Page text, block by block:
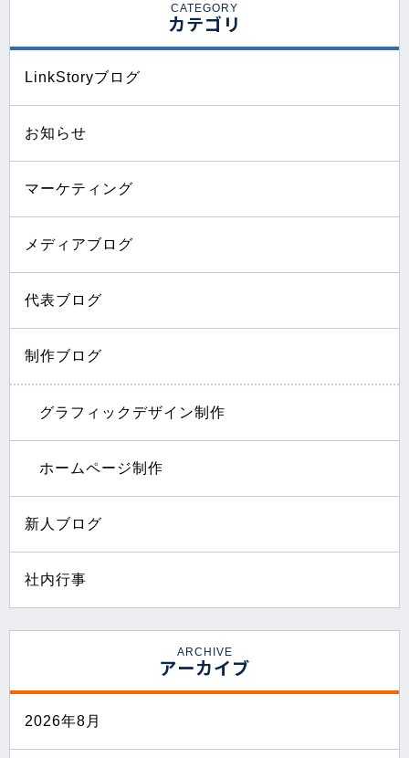
CATEGORY
カテゴリ
LinkStoryブログ
お知らせ
マーケティング
メディアブログ
代表ブログ
制作ブログ
グラフィックデザイン制作
ホームページ制作
新人ブログ
社内行事
ARCHIVE
アーカイブ
2026年8月